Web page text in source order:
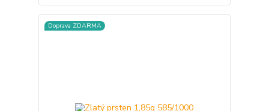
Doprava ZDARMA